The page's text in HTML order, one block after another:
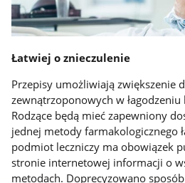
Łatwiej o znieczulenie
Przepisy umożliwiają zwiększenie
zewnątrzoponowych w
Rodzące będą mieć zapewniony
jednej metody farmakologicznego
podmiot leczniczy ma obowiązek
stronie internetowej informacji o
metodach. Doprecyzowano